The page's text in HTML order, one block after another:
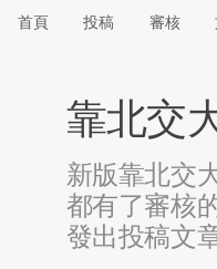
首頁 投稿 審核
靠北交
新版靠北交
都有了審核
發出投稿文章